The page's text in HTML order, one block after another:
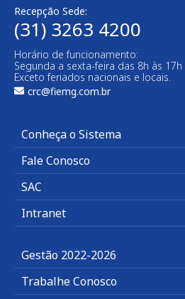
Recepção Sede:
(31) 3263 4200
Horário de funcionamento:
Segunda a sexta-feira das 8h às 17h
Exceto feriados nacionais e locais.
crc@fiemg.com.br
Conheça o Sistema
Fale Conosco
SAC
Intranet
Gestão 2022-2026
Trabalhe Conosco